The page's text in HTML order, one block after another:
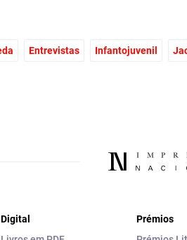
Entrevistas Infantojuvenil
Digital
Prémios